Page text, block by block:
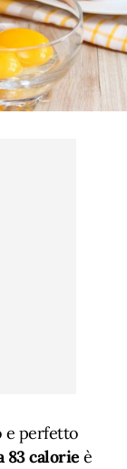
e perfetto
83 calorie è